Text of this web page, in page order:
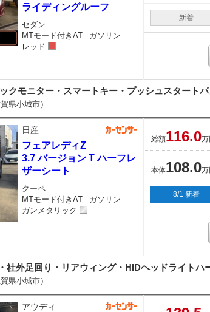
ライディングルーフ
セダン
MTモード付きAT ｜ ガソリン
レッド
新着
クモニター・スマートキー・プッシュスタート
賀県小城市）
日産
フェアレディZ
3.7 バージョン T ハーフレ
ザーシート
クーペ
MTモード付きAT ｜ ガソリン
ガンメタリック
総額116.0万
本体108.0万
8/1 新着
社外足回り・リアウィング・HIDヘッドライト
賀県小城市）
アウディ